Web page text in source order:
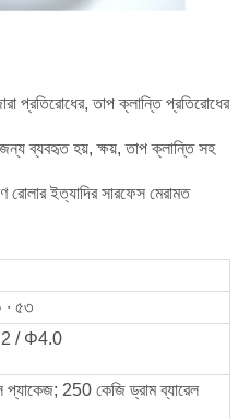
প্রতিরোধের, তাপ ক্লান্তি প্রতিরোধের
ব্যবহৃত হয়, ক্ষয়, তাপ ক্লান্তি সহ
ইত্যাদির সারফেস মেরামত
∙ ৫৩
/ Φ4.0
250 কেজি ড্রাম ব্যারেল